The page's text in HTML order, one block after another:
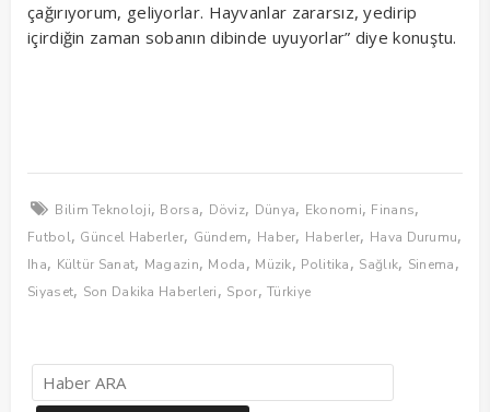
çağırıyorum, geliyorlar. Hayvanlar zararsız, yedirip
içirdiğin zaman sobanın dibinde uyuyorlar” diye konuştu.
Bilim Teknoloji, Borsa, Döviz, Dünya, Ekonomi, Finans,
Futbol, Güncel Haberler, Gündem, Haber, Haberler, Hava Durumu,
Iha, Kültür Sanat, Magazin, Moda, Müzik, Politika, Sağlık, Sinema,
Siyaset, Son Dakika Haberleri, Spor,Türkiye